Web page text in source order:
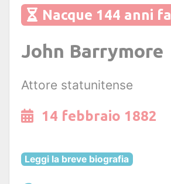
Nacque 144 anni fa
John Barrymore
Attore statunitense
14 febbraio 1882
Leggi la breve biografia